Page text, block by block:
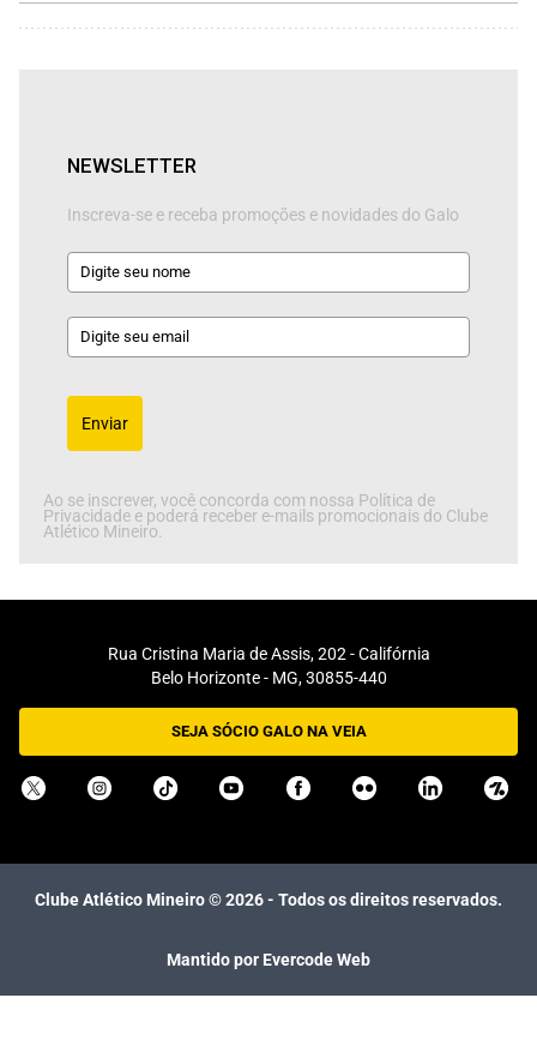
NEWSLETTER
Inscreva-se e receba promoções e novidades do Galo
Enviar
Ao se inscrever, você concorda com nossa Política de
Privacidade e poderá receber e-mails promocionais do Clube
Atlético Mineiro.
Rua Cristina Maria de Assis, 202 - Califórnia
Belo Horizonte - MG, 30855-440
SEJA SÓCIO GALO NA VEIA
Clube Atlético Mineiro ©2026- Todos os direitos reservados.
Mantido por Evercode Web